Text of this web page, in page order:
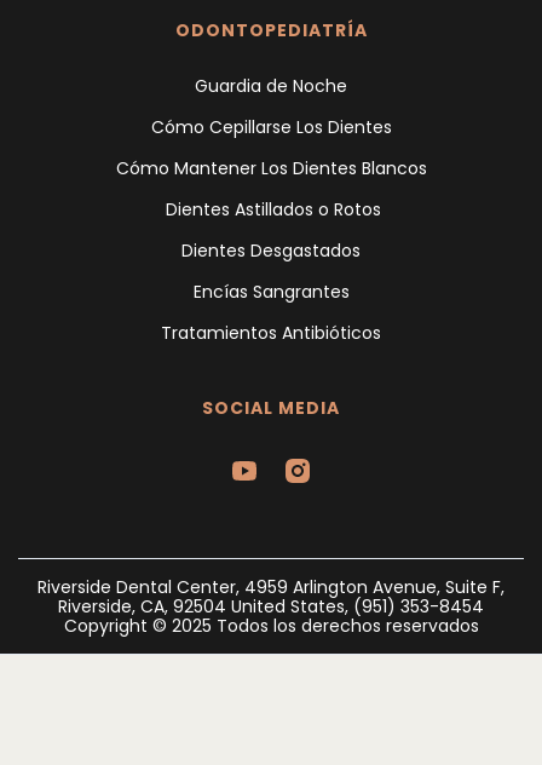
ODONTOPEDIATRÍA
Guardia de Noche
Cómo Cepillarse Los Dientes
Cómo Mantener Los Dientes Blancos
Dientes Astillados o Rotos
Dientes Desgastados
Encías Sangrantes
Tratamientos Antibióticos
SOCIAL MEDIA
Riverside Dental Center, 4959 Arlington Avenue, Suite F,
Riverside, CA, 92504 United States, (951) 353-8454
Copyright © 2025 Todos los derechos reservados